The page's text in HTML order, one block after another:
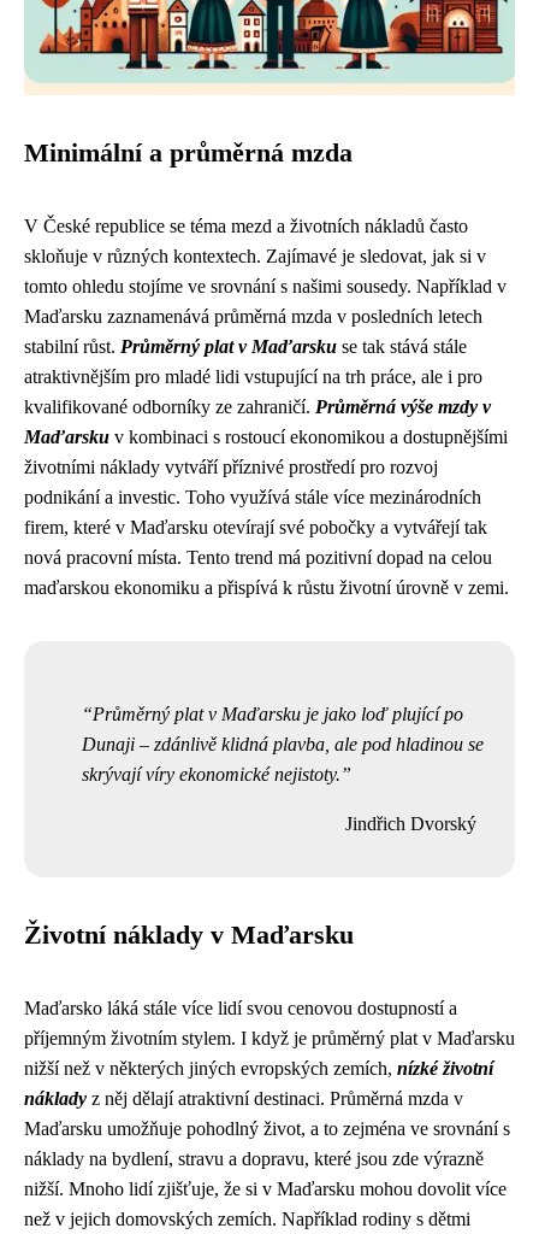
Minimální a průměrná mzda
V České republice se téma mezd a životních nákladů často
skloňuje v různých kontextech. Zajímavé je sledovat, jak si v
tomto ohledu stojíme ve srovnání s našimi sousedy. Například v
Maďarsku zaznamenává průměrná mzda v posledních letech
stabilní růst. Průměrný plat v Maďarsku se tak stává stále
atraktivnějším pro mladé lidi vstupující na trh práce, ale i pro
kvalifikované odborníky ze zahraničí. Průměrná výše mzdy v
Maďarsku v kombinaci s rostoucí ekonomikou a dostupnějšími
životními náklady vytváří příznivé prostředí pro rozvoj
podnikání a investic. Toho využívá stále více mezinárodních
firem, které v Maďarsku otevírají své pobočky a vytvářejí tak
nová pracovní místa. Tento trend má pozitivní dopad na celou
maďarskou ekonomiku a přispívá k růstu životní úrovně v zemi.
Průměrný plat v Maďarsku je jako loď plující po
Dunaji – zdánlivě klidná plavba, ale pod hladinou se
skrývají víry ekonomické nejistoty.
Jindřich Dvorský
Životní náklady v Maďarsku
Maďarsko láká stále více lidí svou cenovou dostupností a
příjemným životním stylem. I když je průměrný plat v Maďarsku
nižší než v některých jiných evropských zemích, nízké životní
náklady z něj dělají atraktivní destinaci. Průměrná mzda v
Maďarsku umožňuje pohodlný život, a to zejména ve srovnání s
náklady na bydlení, stravu a dopravu, které jsou zde výrazně
nižší. Mnoho lidí zjišťuje, že si v Maďarsku mohou dovolit více
než v jejich domovských zemích. Například rodiny s dětmi